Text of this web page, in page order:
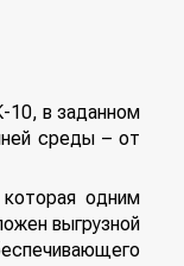
10, в заданном
среды – от
одним
выгрузной